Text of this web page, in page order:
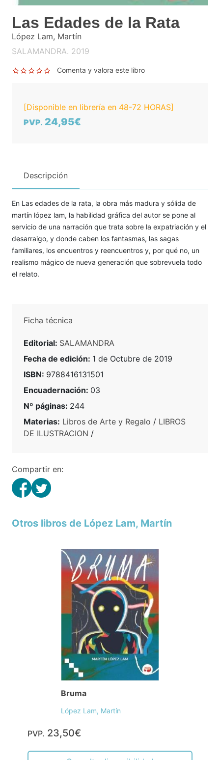
Las Edades de la Rata
López Lam, Martín
SALAMANDRA. 2019
Comenta y valora este libro
[Disponible en librería en 48-72 HORAS]
PVP. 24,95€
Descripción
En Las edades de la rata, la obra más madura y sólida de
martín lópez lam, la habilidad gráfica del autor se pone al
servicio de una narración que trata sobre la expatriación y el
desarraigo, y donde caben los fantasmas, las sagas
familiares, los encuentros y reencuentros y, por qué no, un
realismo mágico de nueva generación que sobrevuela todo
el relato.
Ficha técnica
Editorial: SALAMANDRA
Fecha de edición: 1 de Octubre de 2019
ISBN: 9788416131501
Encuadernación: 03
Nº páginas: 244
Materias: Libros de Arte y Regalo / LIBROS
DE ILUSTRACION /
Compartir en:
Otros libros de López Lam, Martín
Bruma
López Lam, Martín
PVP. 23,50€